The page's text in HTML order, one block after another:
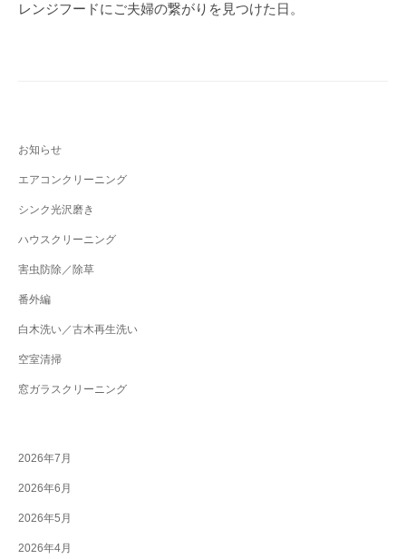
レンジフードにご夫婦の繋がりを見つけた日。
お知らせ
エアコンクリーニング
シンク光沢磨き
ハウスクリーニング
害虫防除／除草
番外編
白木洗い／古木再生洗い
空室清掃
窓ガラスクリーニング
2026年7月
2026年6月
2026年5月
2026年4月